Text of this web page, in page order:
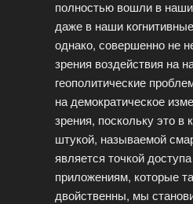
полностью вошли в
даже в наши
однако, совершенно не
зрения воздействия на
геополитические
на демократическое
зрения, поскольку это в
штукой, называемой
является точкой
приложениям, которые
двойственны, мы